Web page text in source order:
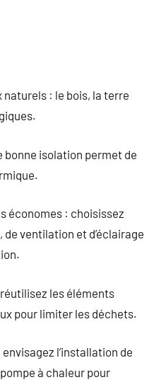
naturels : le bois, la terre
isolation permet de
économes : choisissez
ventilation et d’éclairage
les éléments
pour limiter les déchets.
l’installation de
à chaleur pour